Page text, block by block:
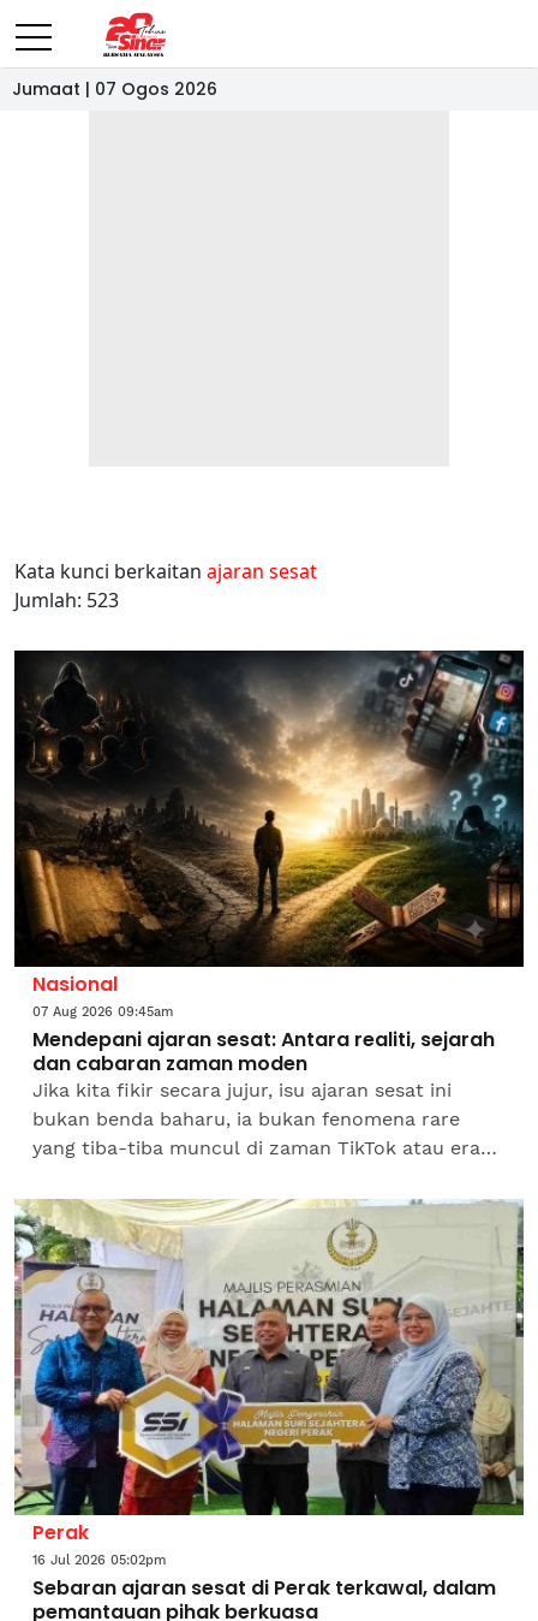
Jumaat | 07 Ogos 2026
Kata kunci berkaitan ajaran sesat
Jumlah: 523
Nasional
07 Aug 2026 09:45am
Mendepani ajaran sesat: Antara realiti, sejarah
dan cabaran zaman moden
Jika kita fikir secara jujur, isu ajaran sesat ini
bukan benda baharu, ia bukan fenomena rare
yang tiba-tiba muncul di zaman TikTok atau era
sudah wujud...
Perak
16 Jul 2026 05:02pm
Sebaran ajaran sesat di Perak terkawal, dalam
pemantauan pihak berkuasa